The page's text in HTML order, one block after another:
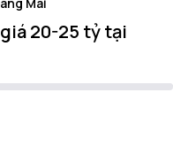
20-25 tỷ tại